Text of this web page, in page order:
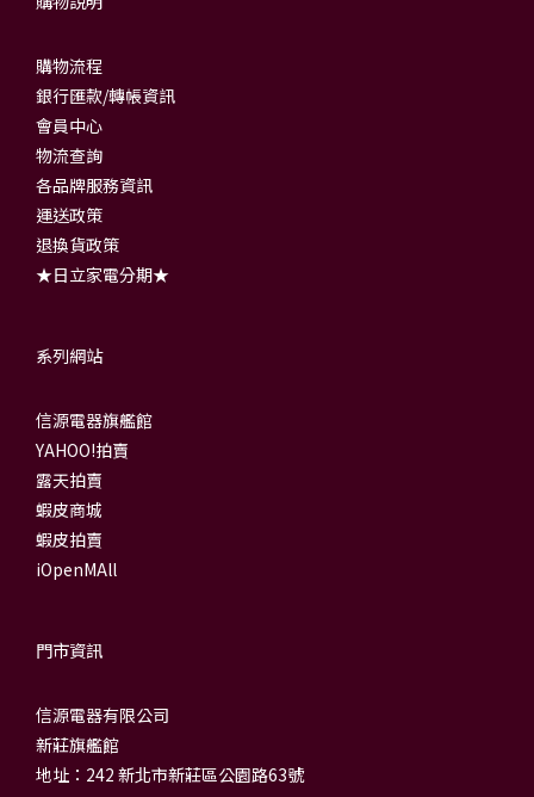
購物流程
銀行匯款/轉帳資訊
會員中心
物流查詢
各品牌服務資訊
運送政策
退換貨政策
★日立家電分期★
系列網站
信源電器旗艦館
YAHOO!拍賣
露天拍賣
蝦皮商城
蝦皮拍賣
iOpenMAll
門市資訊
信源電器有限公司
新莊旗艦館
地址：242 新北市新莊區公園路63號